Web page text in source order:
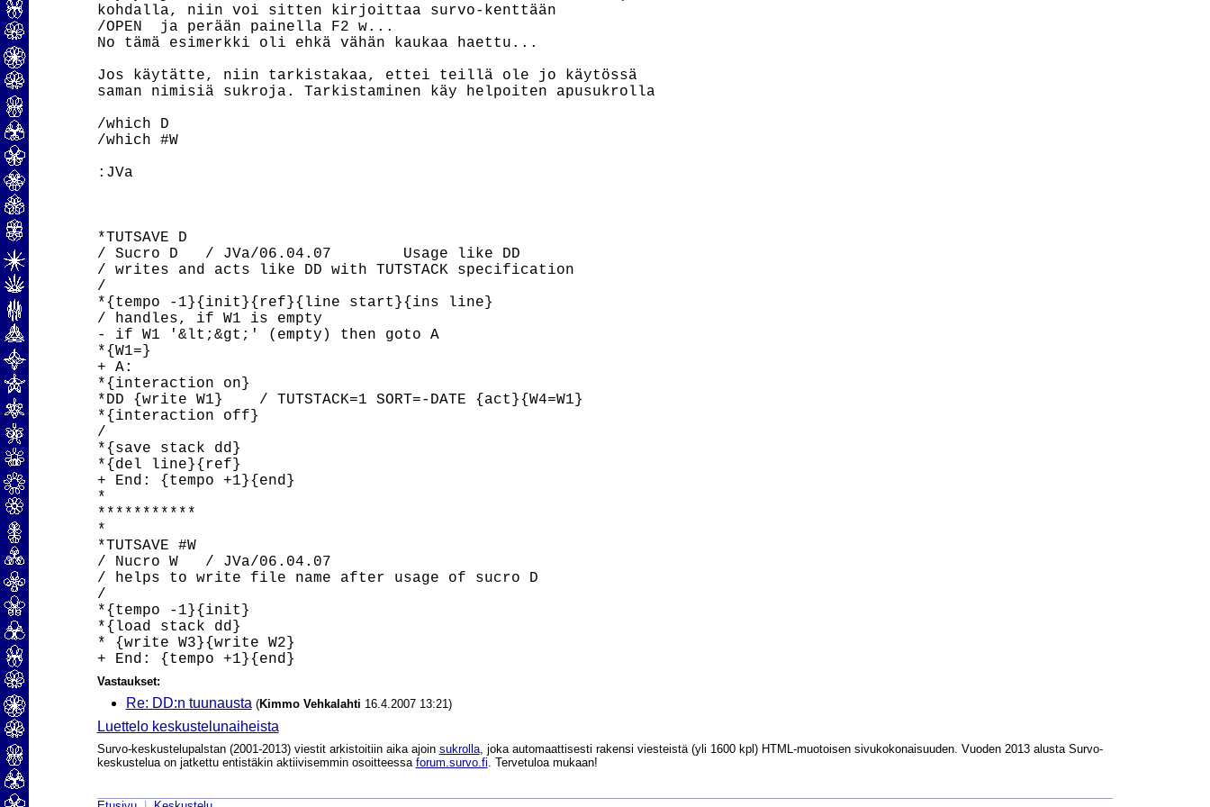
kohdalla, niin voi sitten kirjoittaa survo-kenttään
/OPEN  ja perään painella F2 w...
No tämä esimerkki oli ehkä vähän kaukaa haettu...
Jos käytätte, niin tarkistakaa, ettei teillä ole jo käytössä
saman nimisiä sukroja. Tarkistaminen käy helpoiten apusukrolla
/which D
/which #W
:JVa
*TUTSAVE D
/ Sucro D   / JVa/06.04.07        Usage like DD
/ writes and acts like DD with TUTSTACK specification
/
*{tempo -1}{init}{ref}{line start}{ins line}
/ handles, if W1 is empty
- if W1 '&lt;&gt;' (empty) then goto A
*{W1=}
+ A:
*{interaction on}
*DD {write W1}    / TUTSTACK=1 SORT=-DATE {act}{W4=W1}
*{interaction off}
/
*{save stack dd}
*{del line}{ref}
+ End: {tempo +1}{end}
*
***********
*
*TUTSAVE #W
/ Nucro W   / JVa/06.04.07
/ helps to write file name after usage of sucro D
/
*{tempo -1}{init}
*{load stack dd}
* {write W3}{write W2}
Vastaukset:
Re: DD:n tuunausta (Kimmo Vehkalahti 16.4.2007 13:21)
Luettelo keskustelunaiheista
Survo-keskustelupalstan (2001-2013) viestit arkistoitiin aika ajoin sukrolla, joka automaattisesti rakensi viesteistä (yli 1600 kpl) HTML-muotoisen sivukokonaisuuden. Vuoden 2013 alusta Survo-
keskustelua on jatkettu entistäkin aktiivisemmin osoitteessa forum.survo.fi. Tervetuloa mukaan!